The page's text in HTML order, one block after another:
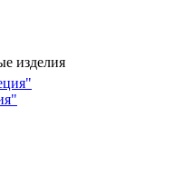
изделия